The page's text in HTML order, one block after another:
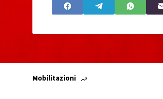
Mobilitazioni